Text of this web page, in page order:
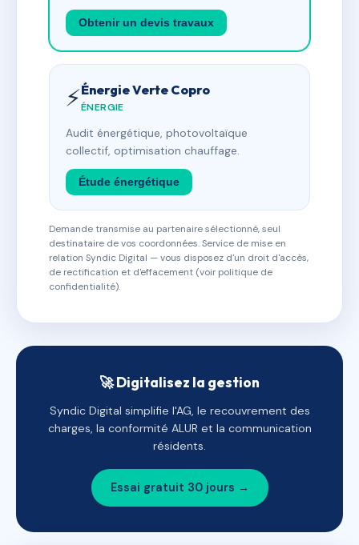
Obtenir un devis travaux
⚡Énergie Verte Copro
ÉNERGIE
Audit énergétique, photovoltaïque
collectif, optimisation chauffage.
Étude énergétique
Demande transmise au partenaire sélectionné, seul
destinataire de vos coordonnées. Service de mise en
relation Syndic Digital — vous disposez d'un droit d'accès,
de rectification et d'effacement (voir politique de
confidentialité).
🚀 Digitalisez la gestion
Syndic Digital simplifie l'AG, le recouvrement des
charges, la conformité ALUR et la communication
résidents.
Essai gratuit 30 jours →